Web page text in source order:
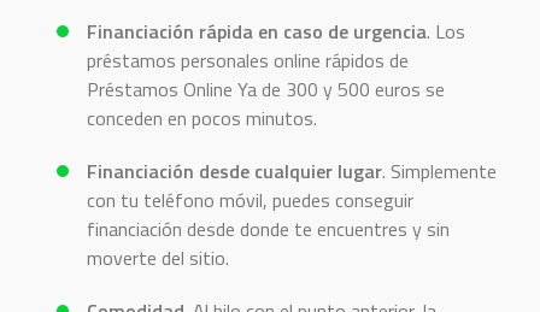
Financiación rápida en caso de urgencia. Los
préstamos personales online rápidos de
Préstamos Online Ya de 300 y 500 euros se
conceden en pocos minutos.
Financiación desde cualquier lugar. Simplemente
con tu teléfono móvil, puedes conseguir
financiación desde donde te encuentres y sin
moverte del sitio.